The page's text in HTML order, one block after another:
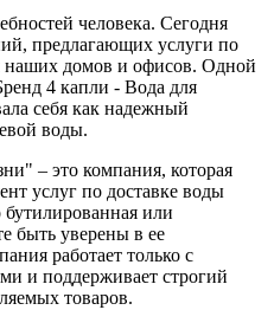
человека. Сегодня
предлагающих услуги по
наших домов и офисов. Одной
4 капли - Вода для
себя как надежный
воды.
– это компания, которая
услуг по доставке воды
или
быть уверены в ее
работает только с
и поддерживает строгий
товаров.